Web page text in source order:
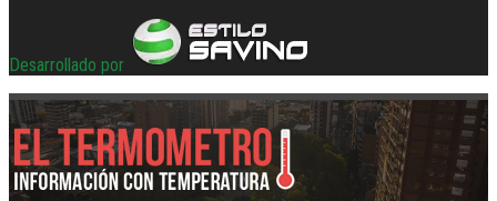
Desarrollado por